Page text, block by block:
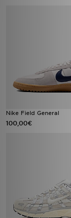
Nike Field General
100,00€